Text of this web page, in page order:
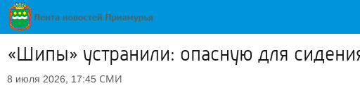
«Шипы» устранили: опасную для
8 июля 2026, 17:45 СМИ